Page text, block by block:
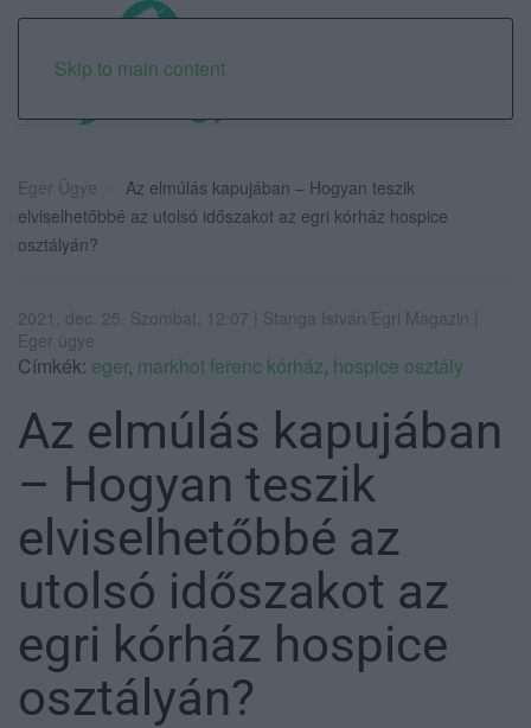
Skip to main content
Eger Ügye
Az elmúlás kapujában – Hogyan teszik
elviselhetőbbé az utolsó időszakot az egri kórház hospice
osztályán?
2021. dec. 25. Szombat, 12:07 | Stanga István/Egri Magazin |
Eger ügye
Címkék: eger, markhot ferenc kórház, hospice osztály
Az elmúlás kapujában
– Hogyan teszik
elviselhetőbbé az
utolsó időszakot az
egri kórház hospice
osztályán?